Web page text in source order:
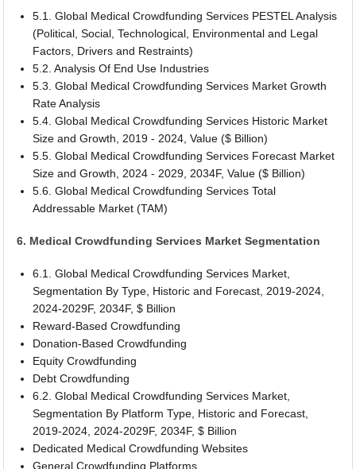
5.1. Global Medical Crowdfunding Services PESTEL Analysis
(Political, Social, Technological, Environmental and Legal
Factors, Drivers and Restraints)
5.2. Analysis Of End Use Industries
5.3. Global Medical Crowdfunding Services Market Growth
Rate Analysis
5.4. Global Medical Crowdfunding Services Historic Market
Size and Growth, 2019 - 2024, Value ($ Billion)
5.5. Global Medical Crowdfunding Services Forecast Market
Size and Growth, 2024 - 2029, 2034F, Value ($ Billion)
5.6. Global Medical Crowdfunding Services Total
Addressable Market (TAM)
6. Medical Crowdfunding Services Market Segmentation
6.1. Global Medical Crowdfunding Services Market,
Segmentation By Type, Historic and Forecast, 2019-2024,
2024-2029F, 2034F, $ Billion
Reward-Based Crowdfunding
Donation-Based Crowdfunding
Equity Crowdfunding
Debt Crowdfunding
6.2. Global Medical Crowdfunding Services Market,
Segmentation By Platform Type, Historic and Forecast,
2019-2024, 2024-2029F, 2034F, $ Billion
Dedicated Medical Crowdfunding Websites
General Crowdfunding Platforms